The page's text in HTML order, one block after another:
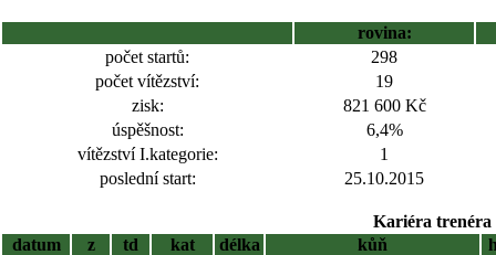
rovina:
počet startů:
298
počet vítězství:
19
zisk:
821 600 Kč
úspěšnost:
6,4%
vítězství I.kategorie:
1
poslední start:
25.10.2015
Kariéra trenéra
datum
z td kat délka kůň